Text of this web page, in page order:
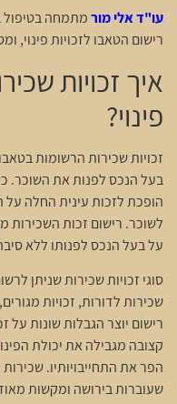
עו"ד אלי מורמתמחה בטיפול
רישום הטאבו לזכויות פינוי,
איך זכויות
פינוי?
זכויות שכירות הרשומות
בעל הנכס לפנות את השוכר.
הופכת לזכות עינית החלה על
לשוכר. רישום זכות
על בעל הנכס לפנותו ללא
סוגי זכויות שכירות שניתן
שכירות לדורות, זכויות
רישום יוצר הגבלות שונות על
קצובה מגבילה את יכולת
הפר את התחייבויותיו.
שעוברות בירושה ומקשות